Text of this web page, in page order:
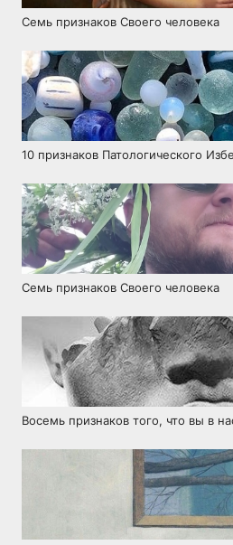
Семь признаков Своего человека
10 признаков Патологического
Семь признаков Своего человека
Восемь признаков того, что вы в